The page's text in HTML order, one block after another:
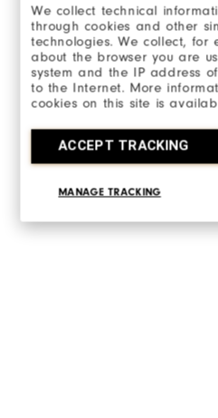
We collect technical
through cookies and other
technologies. We collect, for
about the browser you are
system and the IP address
to the Internet. More
cookies on this site is
ACCEPT TRACKING
MANAGE TRACKING
Skicka
Skicka